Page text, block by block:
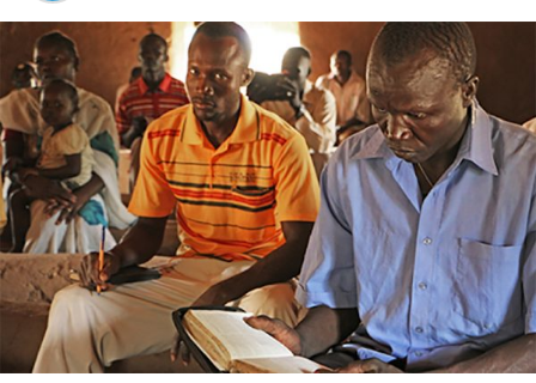
EDITORIAL
ENTREVISTAS
EXPEDIENTE
FINALIZAR COMPRA
HOME
LANÇAMENTOS